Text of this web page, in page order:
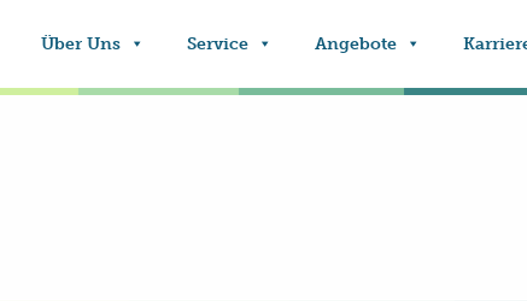
Über Uns Service Angebote